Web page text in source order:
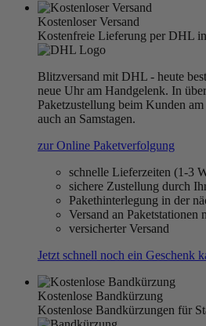
Kostenloser Versand
Kostenfreie Lieferung per DHL
Blitzversand mit DHL - heute
neue Uhr am Handgelenk. In
Paketzustellung beim Kunden
auch an Samstagen.
zur Online Paketverfolgung
schnelle Lieferzeiten (1-3
sichere Zustellung durch
Pakethinterlegung in der
Versand an Paketstationen
versicherter Versand
Jetzt schnell noch ein Geschenk
Kostenlose Bandkürzung
Kostenlose Bandkürzungen für